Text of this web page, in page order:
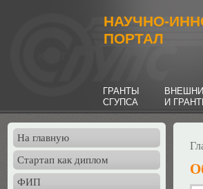
НАУЧНО-
ПОРТАЛ
ГРАНТЫ
СГУПСА
И
На главную
Стартап как диплом
ФИП